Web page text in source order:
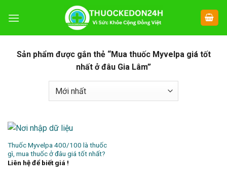
đến
Sản phẩm được gắn thẻ “Mua thuốc Myvelpa giá tốt
nhất ở đâu Gia Lâm”
Thuốc Myvelpa 400/100 là thuốc
gì, mua thuốc ở đâu giá tốt nhất?
Liên hệ để biết giá !